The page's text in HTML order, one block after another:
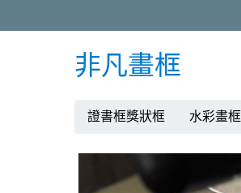
非凡畫框
證書框獎狀框 水彩畫框